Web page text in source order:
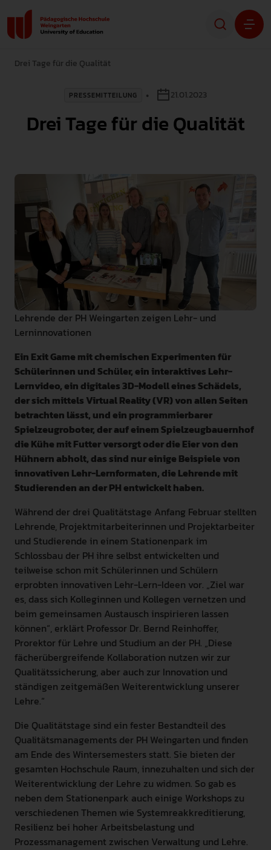
STUDIENINTERESSIERTE
STUDIERENDE
ALUMNI
INTERNATIONAL
PRESSE
GEBÄRDENSPRACHE
Drei Tage für die Qualität
PRESSEMITTEILUNG 21.01.2023
Drei Tage für die Qualität
Lehrende der PH Weingarten zeigen Lehr- und
Lerninnovationen
Ein Exit Game mit chemischen Experimenten für
Schülerinnen und Schüler, ein interaktives Lehr-
Lernvideo, ein digitales 3D-Modell eines Schädels,
der sich mittels Virtual Reality (VR) von allen Seiten
betrachten lässt, und ein programmierbarer
Spielzeugroboter, der auf einem Spielzeugbauernhof
die Kühe mit Futter versorgt oder die Eier von den
Hühnern abholt, das sind nur einige Beispiele von
innovativen Lehr-Lernformaten, die Lehrende mit
Studierenden an der PH entwickelt haben.
Während der drei Qualitätstage Anfang Februar stellten
Lehrende, Projektmitarbeiterinnen und Projektarbeiter
und Studierende in einem Stationenpark im
Schlossbau der PH ihre selbst entwickelten und
teilweise schon mit Schülerinnen und Schülern
erprobten innovativen Lehr-Lern-Ideen vor. „Ziel war
es, dass sich Kolleginnen und Kollegen vernetzen und
beim gemeinsamen Austausch inspirieren lassen
können“, erklärt Professor Dr. Bernd Reinhoffer,
Prorektor für Lehre und Studium an der PH. „Diese
fächerübergreifende Kollaboration nutzen wir zur
Qualitätssicherung, aber auch zur Innovation und
ständigen zeitgemäßen Weiterentwicklung unserer
Lehre.“
Die Qualitätstage sind ein fester Bestandteil des
Qualitätsmanagements der PH Weingarten und finden
am Ende des Wintersemesters statt. Sie bieten der
gesamten Hochschule Raum, innezuhalten und sich der
Weiterentwicklung der Lehre zu widmen. So gab es
neben dem Stationenpark auch einige Workshops zu
verschiedenen Themen wie Systemreakkreditierung,
Resilienz bei hoher Arbeitsbelastung und
Prozessmanagement zwischen Verwaltung und Lehre.